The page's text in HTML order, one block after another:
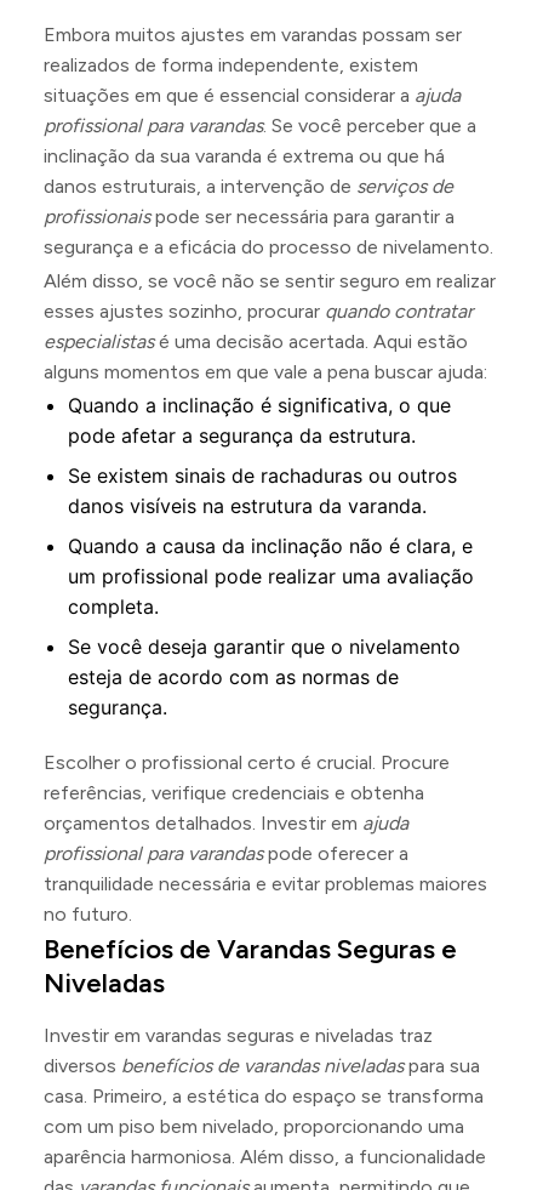
Embora muitos ajustes em varandas possam ser
realizados de forma independente, existem
situações em que é essencial considerar a ajuda
profissional para varandas. Se você perceber que a
inclinação da sua varanda é extrema ou que há
danos estruturais, a intervenção de serviços de
profissionaispode ser necessária para garantir a
segurança e a eficácia do processo de nivelamento.
Além disso, se você não se sentir seguro em realizar
esses ajustes sozinho, procurar quando contratar
especialistasé uma decisão acertada. Aqui estão
alguns momentos em que vale a pena buscar ajuda:
Quando a inclinação é significativa, o que
pode afetar a segurança da estrutura.
Se existem sinais de rachaduras ou outros
danos visíveis na estrutura da varanda.
Quando a causa da inclinação não é clara, e
um profissional pode realizar uma avaliação
completa.
Se você deseja garantir que o nivelamento
esteja de acordo com as normas de
segurança.
Escolher o profissional certo é crucial. Procure
referências, verifique credenciais e obtenha
orçamentos detalhados. Investir em ajuda
profissional para varandaspode oferecer a
tranquilidade necessária e evitar problemas maiores
no futuro.
Benefícios de Varandas Seguras e
Niveladas
Investir em varandas seguras e niveladas traz
diversos benefícios de varandas niveladaspara sua
casa. Primeiro, a estética do espaço se transforma
com um piso bem nivelado, proporcionando uma
aparência harmoniosa. Além disso, a funcionalidade